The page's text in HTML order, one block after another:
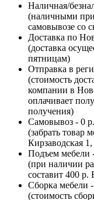
Наличная/
(наличными при
самовывозе со
Доставка по
(доставка
пятницам)
Отправка в
(стоимость
компании в
оплачивает
получения)
Самовывоз - 0 р.
(забрать товар
Кирзаводская
Подъем мебели
(при наличии
составит 400 р.
Сборка мебели
(стоимость